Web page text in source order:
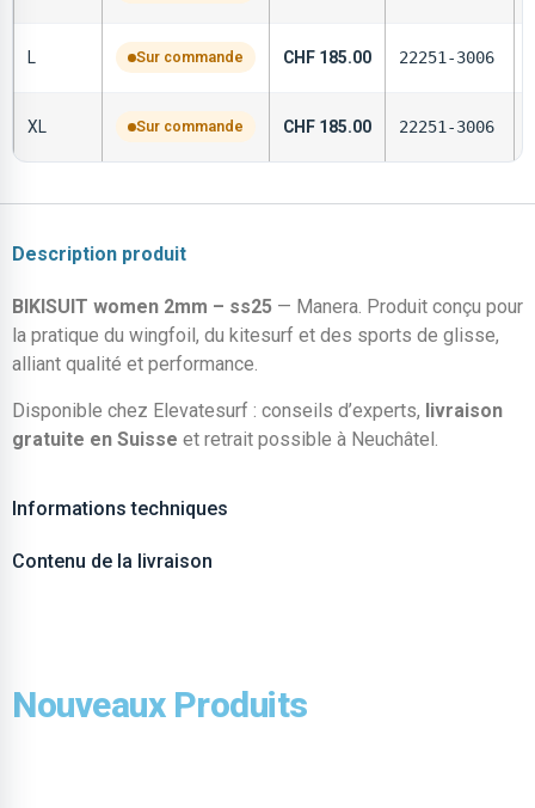
L Sur commande CHF 185.00 22251-3006
XL Sur commande CHF 185.00 22251-3006
Description produit
BIKISUIT women 2mm – ss25 — Manera. Produit conçu pour
la pratique du wingfoil, du kitesurf et des sports de glisse,
alliant qualité et performance.
Disponible chez Elevatesurf : conseils d’experts, livraison
gratuite en Suisse et retrait possible à Neuchâtel.
Informations techniques
Contenu de la livraison
Nouveaux Produits